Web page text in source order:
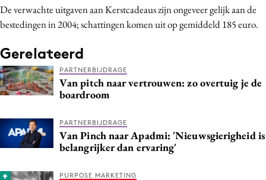
De verwachte uitgaven aan Kerstcadeaus zijn ongeveer gelijk aan de
bestedingen in 2004; schattingen komen uit op gemiddeld 185 euro.
Gerelateerd
PARTNERBIJDRAGE
Van pitch naar vertrouwen: zo overtuig je de
boardroom
PARTNERBIJDRAGE
Van Pinch naar Apadmi: 'Nieuwsgierigheid is
belangrijker dan ervaring'
PURPOSE MARKETING